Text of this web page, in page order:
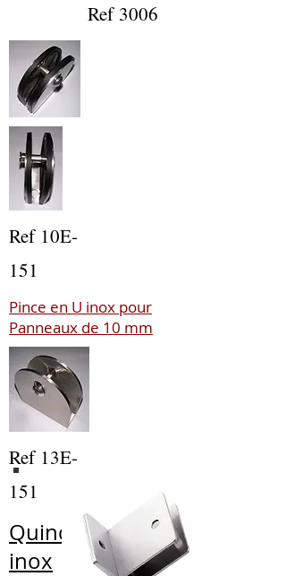
Ref 3006
Ref 10E-
151
Pince en U inox pour
Panneaux de 10 mm
Ref 13E-
151
Quincailleries
inox